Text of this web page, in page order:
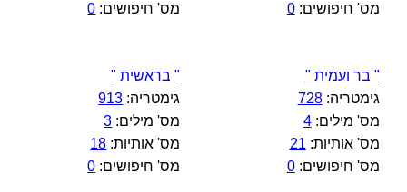
מס' חיפושים:0
מס' חיפושים: 0
" בר ועמית "
גימטריה:728
מס' מילים:4
מס' אותיות: 21
מס' חיפושים:0
" בראשית "
גימטריה: 913
מס' מילים: 3
מס' אותיות: 18
מס' חיפושים: 0